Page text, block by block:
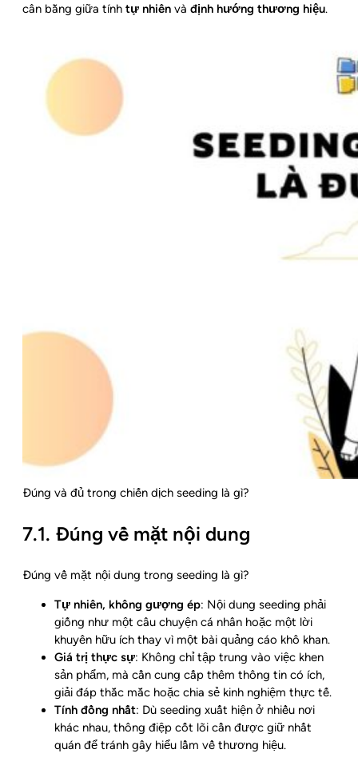
cân bằng giữa tính tự nhiên và định hướng thương hiệu.
Đúng và đủ trong chiến dịch seeding là gì?
7.1. Đúng về mặt nội dung
Đúng về mặt nội dung trong seeding là gì?
Tự nhiên, không gượng ép: Nội dung seeding phải
giống như một câu chuyện cá nhân hoặc một lời
khuyên hữu ích thay vì một bài quảng cáo khô khan.
Giá trị thực sự: Không chỉ tập trung vào việc khen
sản phẩm, mà cần cung cấp thêm thông tin có ích,
giải đáp thắc mắc hoặc chia sẻ kinh nghiệm thực tế.
Tính đồng nhất: Dù seeding xuất hiện ở nhiều nơi
khác nhau, thông điệp cốt lõi cần được giữ nhất
quán để tránh gây hiểu lầm về thương hiệu.